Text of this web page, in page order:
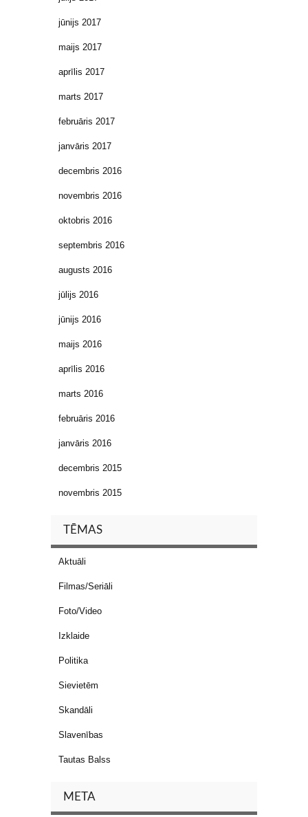
jūnijs 2017
maijs 2017
aprīlis 2017
marts 2017
februāris 2017
janvāris 2017
decembris 2016
novembris 2016
oktobris 2016
septembris 2016
augusts 2016
jūlijs 2016
jūnijs 2016
maijs 2016
aprīlis 2016
marts 2016
februāris 2016
janvāris 2016
decembris 2015
novembris 2015
TĒMAS
Aktuāli
Filmas/Seriāli
Foto/Video
Izklaide
Politika
Sievietēm
Skandāli
Slavenības
Tautas Balss
META